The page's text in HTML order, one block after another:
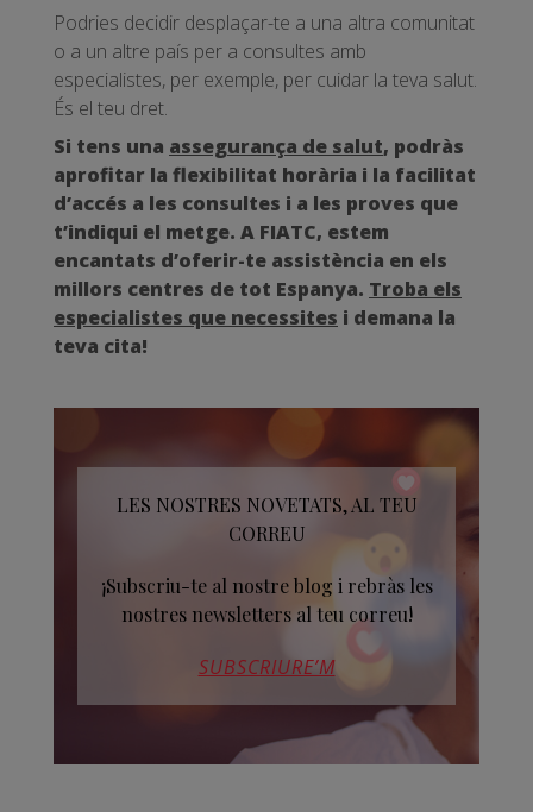
Podries decidir desplaçar-te a una altra comunitat
o a un altre país per a consultes amb
especialistes, per exemple, per cuidar la teva salut.
És el teu dret.
Si tens una assegurança de salut, podràs
aprofitar la flexibilitat horària i la facilitat
d’accés a les consultes i a les proves que
t’indiqui el metge. A FIATC, estem
encantats d’oferir-te assistència en els
millors centres de tot Espanya. Troba els
especialistes que necessites i demana la
teva cita!
LES NOSTRES NOVETATS, AL TEU
CORREU
¡Subscriu-te al nostre blog i rebràs les
nostres newsletters al teu correu!
SUBSCRIURE’M